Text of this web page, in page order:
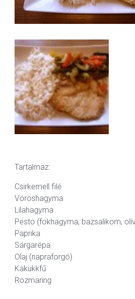
Tartalmaz:
Csirkemell filé
Vöröshagyma
Lilahagyma
Pesto (fokhagyma, bazsalikom,
Paprika
Sárgarépa
Olaj (napraforgó)
Kakukkfű
Rozmaring